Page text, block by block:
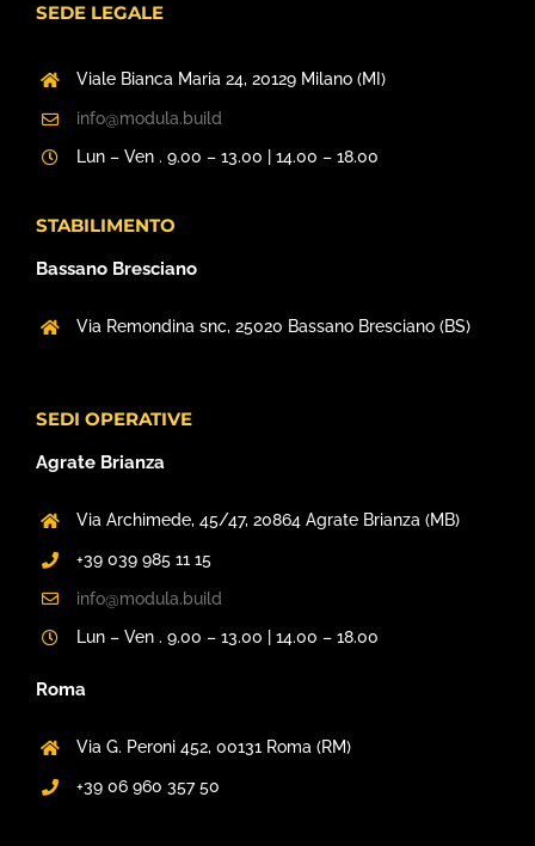
SEDE LEGALE
Viale Bianca Maria 24, 20129 Milano (MI)
info@modula.build
Lun – Ven . 9.00 – 13.00 | 14.00 – 18.00
STABILIMENTO
Bassano Bresciano
Via Remondina snc, 25020 Bassano Bresciano (BS)
SEDI OPERATIVE
Agrate Brianza
Via Archimede, 45/47, 20864 Agrate Brianza (MB)
+39 039 985 11 15
info@modula.build
Lun – Ven . 9.00 – 13.00 | 14.00 – 18.00
Roma
Via G. Peroni 452, 00131 Roma (RM)
+39 06 960 357 50